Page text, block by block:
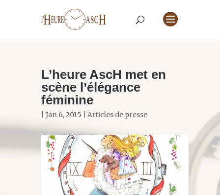
L’heure AscH met en
scène l’élégance
féminine
| Jan 6, 2015 | Articles de presse